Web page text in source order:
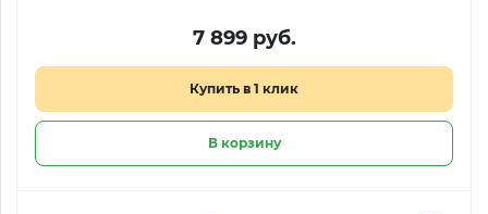
7 899 руб.
Купить в 1 клик
В корзину